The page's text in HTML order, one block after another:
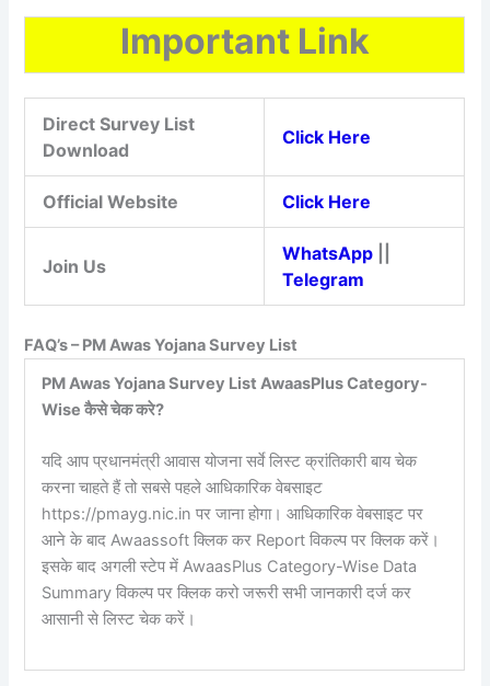
Important Link
Direct Survey List
Download
Click Here
Official Website Click Here
Join Us
WhatsApp
Telegram
FAQ’s – PM Awas Yojana Survey List
PM Awas Yojana Survey List AwaasPlus Category-
Wise कैसे चेक करे?
यदि आप प्रधानमंत्री आवास योजना सर्वे लिस्ट क्रांतिकारी बाय चेक
करना चाहते हैं तो सबसे पहले आधिकारिक वेबसाइट
https://pmayg.nic.in पर जाना होगा। आधिकारिक वेबसाइट पर
आने के बाद Awaassoft क्लिक कर Report विकल्प पर क्लिक करें।
इसके बाद अगली स्टेप में AwaasPlus Category-Wise Data
Summary विकल्प पर क्लिक करो जरूरी सभी जानकारी दर्ज कर
आसानी से लिस्ट चेक करें।